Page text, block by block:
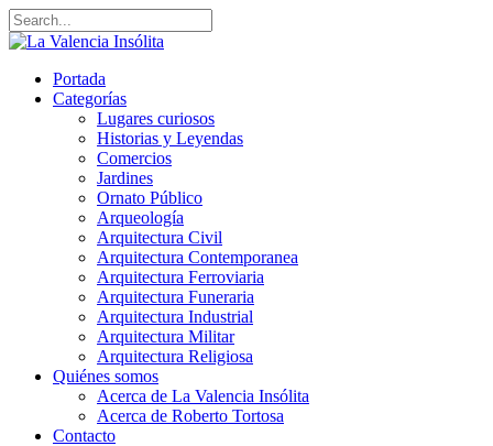
Portada
Categorías
Lugares curiosos
Historias y Leyendas
Comercios
Jardines
Ornato Público
Arqueología
Arquitectura Civil
Arquitectura Contemporanea
Arquitectura Ferroviaria
Arquitectura Funeraria
Arquitectura Industrial
Arquitectura Militar
Arquitectura Religiosa
Quiénes somos
Acerca de La Valencia Insólita
Acerca de Roberto Tortosa
Contacto